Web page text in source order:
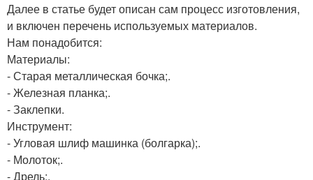
Далее в статье будет описан сам процесс изготовления,
и включен перечень используемых материалов.
Нам понадобится:
Материалы:
- Старая металлическая бочка;.
- Железная планка;.
- Заклепки.
Инструмент:
- Угловая шлиф машинка (болгарка);.
- Молоток;.
- Дрель;.